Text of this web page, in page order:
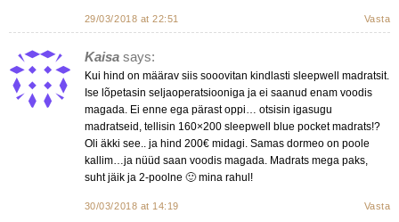
29/03/2018 at 22:51 Vasta
Kaisa says:
Kui hind on määrav siis sooovitan kindlasti sleepwell madratsit.
Ise lõpetasin seljaoperatsiooniga ja ei saanud enam voodis
magada. Ei enne ega pärast oppi… otsisin igasugu
madratseid, tellisin 160×200 sleepwell blue pocket madrats!?
Oli äkki see.. ja hind 200€ midagi. Samas dormeo on poole
kallim…ja nüüd saan voodis magada. Madrats mega paks,
suht jäik ja 2-poolne 🙂 mina rahul!
30/03/2018 at 14:19 Vasta